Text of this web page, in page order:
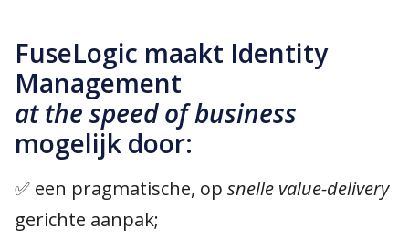
FuseLogic maakt Identity
Management
at the speed of business
mogelijk door:
✅ een pragmatische, op snelle value-delivery
gerichte aanpak;